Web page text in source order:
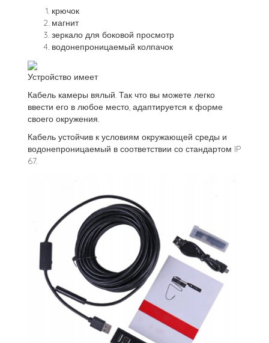
крючок
магнит
зеркало для боковой просмотр
водонепроницаемый колпачок
Устройство имеет
Кабель камеры вялый. Так что вы можете легко
ввести его в любое место, адаптируется к форме
своего окружения.
Кабель устойчив к условиям окружающей среды и
водонепроницаемый в соответствии со стандартом IP
67.